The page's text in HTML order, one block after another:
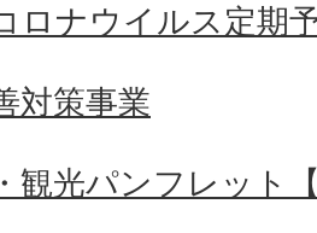
ロナウイルス定期
対策事業
観光パンフレット